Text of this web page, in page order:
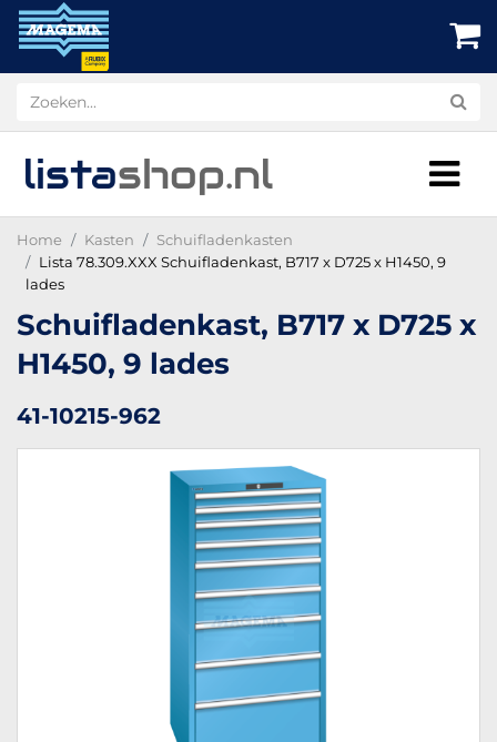
listashop.nl
Home Kasten
Schuifladenkasten
Lista 78.309.XXX Schuifladenkast, B717 x D725 x H1450, 9
lades
Schuifladenkast, B717 x D725 x
H1450, 9 lades
41-10215-962